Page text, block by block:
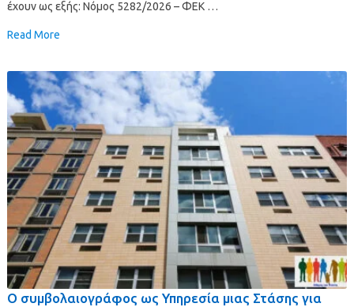
έχουν ως εξής: Νόμος 5282/2026 – ΦΕΚ …
Read More
Ο συμβολαιογράφος ως Υπηρεσία μιας Στάσης για